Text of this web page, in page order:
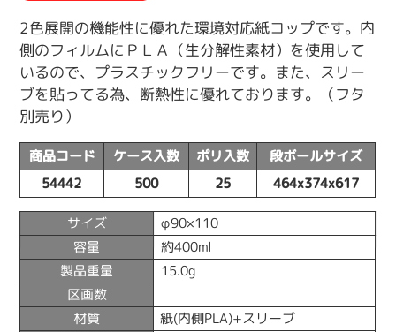
2色展開の機能性に優れた環境対応紙コップです。内
側のフィルムにＰＬＡ（生分解性素材）を使用して
いるので、プラスチックフリーです。また、スリー
ブを貼ってる為、断熱性に優れております。（フタ
別売り）
商品コード ケース入数 ポリ入数 段ボールサイズ
54442 500 25 464x374x617
サイズ φ90×110
容量 約400ml
製品重量 15.0g
区画数
材質 紙(内側PLA)+スリーブ